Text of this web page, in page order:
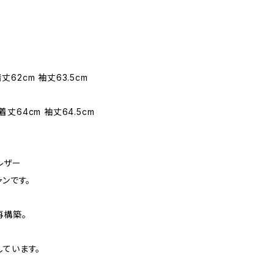
62cm 袖丈63.5cm
丈64cm 袖丈64.5cm
ー
です。
築。
います。